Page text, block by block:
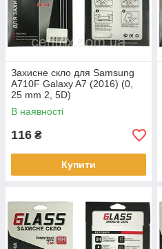
Захисне скло для Samsung
A710F Galaxy A7 (2016) (0,
25 mm 2, 5D)
В наявності
116 ₴
Купити